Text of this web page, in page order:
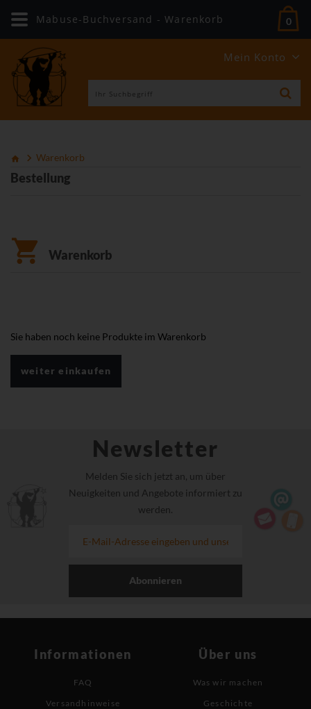
Mein Konto
0
Warenkorb
Bestellung
Warenkorb
Sie haben noch keine Produkte im Warenkorb
weiter einkaufen
Newsletter
Melden Sie sich jetzt an, um über
Neuigkeiten und Angebote informiert zu
werden.
Abonnieren
Informationen
FAQ
Versandhinweise
Über uns
Was wir machen
Geschichte
Mabuse-Buchversand - Warenkorb